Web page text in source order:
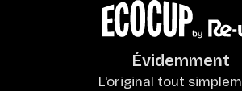
Évidemment
L'original tout